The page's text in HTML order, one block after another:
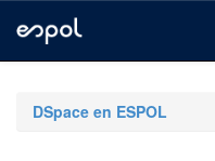
navigationDSpace en ESPOL